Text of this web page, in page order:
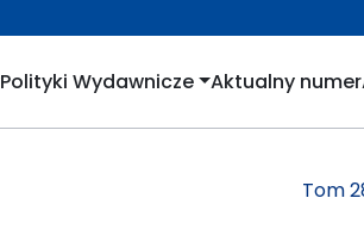
Polityki Wydawnicze Aktualny numer
Tom